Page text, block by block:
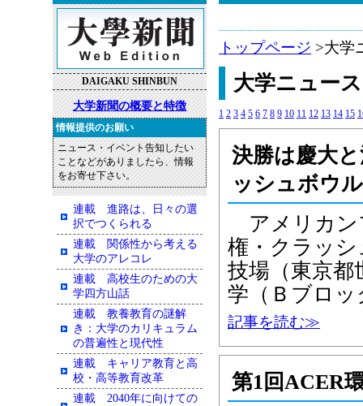
DAIGAKU SHINBUN
トップページ >大学
大学ニュー
1 2 3 4 5 6 7 8 9 10 11 12 13 14 15
決勝は慶大
ッシュボウル
アメリカン
権・クラッ
技場（東京都
学（Ｂブロ
記事を読む≫
第1回ACER
大学新聞の概要と特徴
情報提供のお願い
ニュース・イベント告知したい
ことなどがありましたら、情報
をお寄せ下さい。
連載 進路は、日々の選
択でつくられる
連載 関係性から考える
大学のアレコレ
連載 高校生のための大
学四方山話
連載 教養教育の謎解
き：大学のカリキュラム
の普遍性と現代性
連載 キャリア教育と高
校・高等教育改革
連載 2040年に向けての